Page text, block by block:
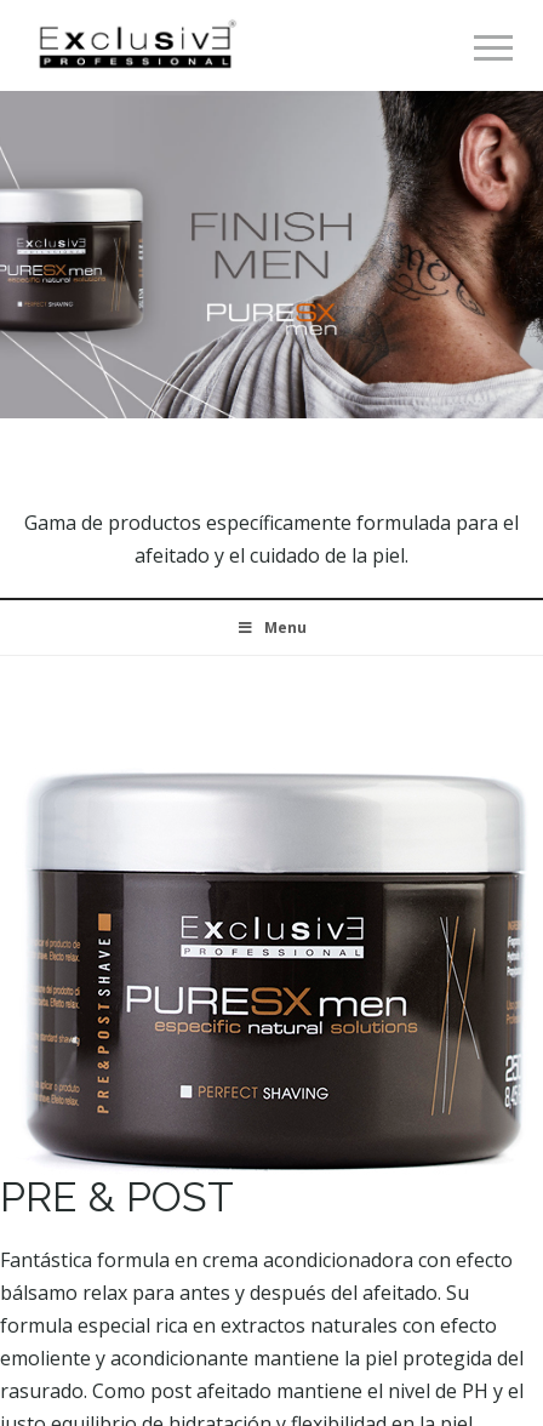
Gama de productos específicamente formulada para el
afeitado y el cuidado de la piel.
Menu
PRE & POST
Fantástica formula en crema acondicionadora con efecto
bálsamo relax para antes y después del afeitado. Su
formula especial rica en extractos naturales con efecto
emoliente y acondicionante mantiene la piel protegida del
rasurado. Como post afeitado mantiene el nivel de PH y el